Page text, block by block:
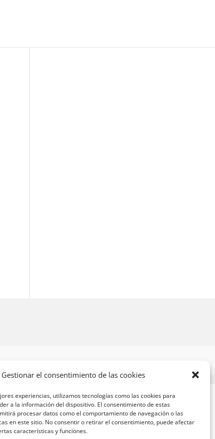
Gestionar el consentimiento de las cookies
experiencias, utilizamos tecnologías como las cookies para
a la información del dispositivo. El consentimiento de estas
procesar datos como el comportamiento de navegación o las
en este sitio. No consentir o retirar el consentimiento, puede afectar
características y funciones.